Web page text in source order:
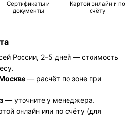
Сертификаты и
документы
Картой онлайн и по
счёту
России, 2–5 дней — стоимость
— расчёт по зоне при
— уточните у менеджера.
онлайн или по счёту (для